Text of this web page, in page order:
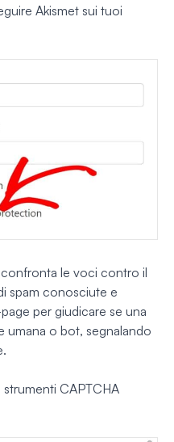
Akismet sui tuoi
le voci contro il
spam conosciute e
per giudicare se una
umana o bot, segnalando
CAPTCHA